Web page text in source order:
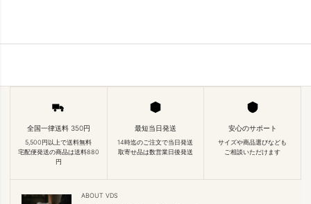
全国一律送料 350円
5,500円以上で送料無料
宅配便発送の商品は送料880
円
最短当日発送
14時迄のご注文で当日発送
取寄せ品は数営業日後発送
安心のサポート
サイズや商品選びなども
ご相談いただけます
ABOUT VDS